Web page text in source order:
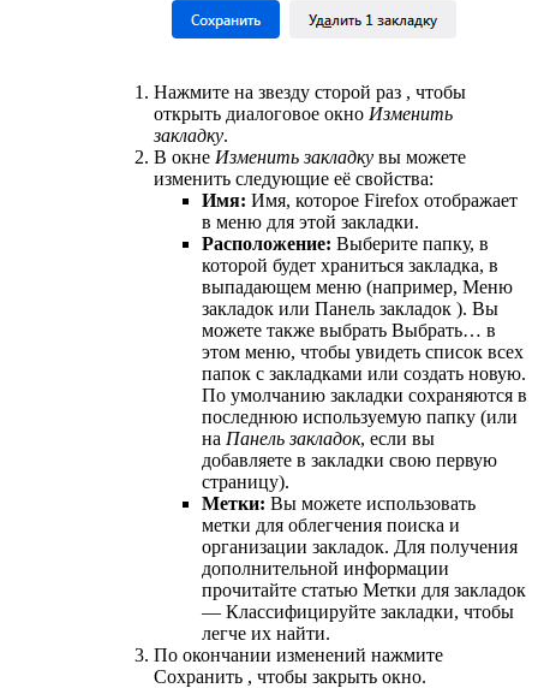
Нажмите на звезду сторой раз , чтобы
открыть диалоговое окно Изменить
закладку.
В окне Изменить закладку вы можете
изменить следующие её свойства:
Имя: Имя, которое Firefox отображает
в меню для этой закладки.
Расположение: Выберите папку, в
которой будет храниться закладка, в
выпадающем меню (например, Меню
закладок или Панель закладок ). Вы
можете также выбрать Выбрать… в
этом меню, чтобы увидеть список всех
папок с закладками или создать новую.
По умолчанию закладки сохраняются в
последнюю используемую папку (или
на Панель закладок, если вы
добавляете в закладки свою первую
страницу).
Метки: Вы можете использовать
метки для облегчения поиска и
организации закладок. Для получения
дополнительной информации
прочитайте статью Метки для закладок
— Классифицируйте закладки, чтобы
легче их найти.
По окончании изменений нажмите
Сохранить , чтобы закрыть окно.